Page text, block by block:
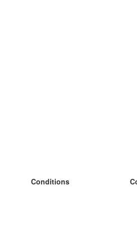
Conditions